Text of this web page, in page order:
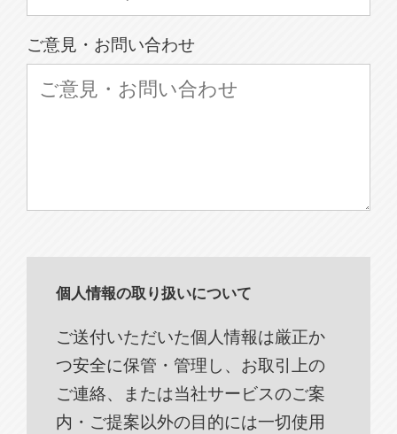
ご意見・お問い合わせ
個人情報の取り扱いについて
ご送付いただいた個人情報は厳正か
つ安全に保管・管理し、お取引上の
ご連絡、または当社サービスのご案
内・ご提案以外の目的には一切使用